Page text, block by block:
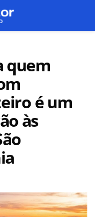
quem
é um
às